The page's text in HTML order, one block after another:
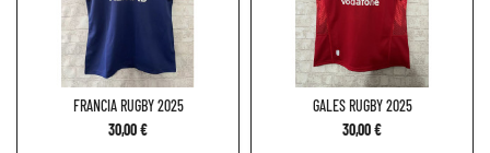
FRANCIA RUGBY 2025
30,00 €
GALES RUGBY 2025
30,00 €